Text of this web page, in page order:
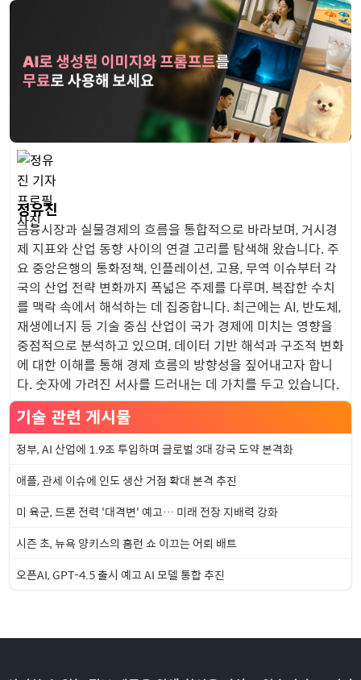
정유진
금융시장과 실물경제의 흐름을 통합적으로 바라보며, 거시경
제 지표와 산업 동향 사이의 연결 고리를 탐색해 왔습니다. 주
요 중앙은행의 통화정책, 인플레이션, 고용, 무역 이슈부터 각
국의 산업 전략 변화까지 폭넓은 주제를 다루며, 복잡한 수치
를 맥락 속에서 해석하는 데 집중합니다. 최근에는 AI, 반도체,
재생에너지 등 기술 중심 산업이 국가 경제에 미치는 영향을
중점적으로 분석하고 있으며, 데이터 기반 해석과 구조적 변화
에 대한 이해를 통해 경제 흐름의 방향성을 짚어내고자 합니
다. 숫자에 가려진 서사를 드러내는 데 가치를 두고 있습니다.
기술 관련 게시물
정부, AI 산업에 1.9조 투입하며 글로벌 3대 강국 도약 본격화
애플, 관세 이슈에 인도 생산 거점 확대 본격 추진
미 육군, 드론 전력 '대격변' 예고… 미래 전장 지배력 강화
시즌 초, 뉴욕 양키스의 홈런 쇼 이끄는 어뢰 배트
오픈AI, GPT-4.5 출시 예고 AI 모델 통합 추진